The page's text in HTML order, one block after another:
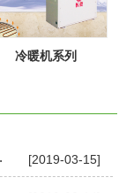
冷暖机系列
[2019-03-15]